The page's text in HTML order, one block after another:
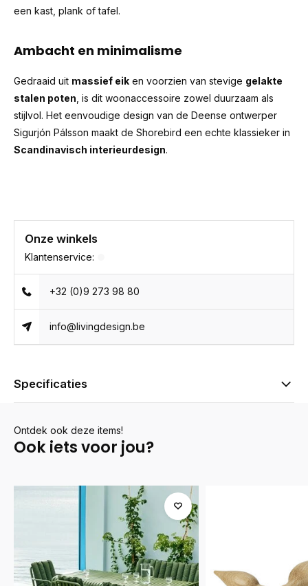
een kast, plank of tafel.
Ambacht en minimalisme
Gedraaid uit massief eik en voorzien van stevige gelakte
stalen poten , is dit woonaccessoire zowel duurzaam als
stijlvol. Het eenvoudige design van de Deense ontwerper
Sigurjón Pálsson maakt de Shorebird een echte klassieker in
Scandinavisch interieurdesign.
Onze winkels
Klantenservice:
+32 (0)9 273 98 80
info@livingdesign.be
Specificaties
Ontdek ook deze items!
Ook iets voor jou?